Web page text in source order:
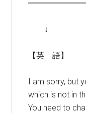
↓
【英 語】
I am sorry, but
which is not in
You need to